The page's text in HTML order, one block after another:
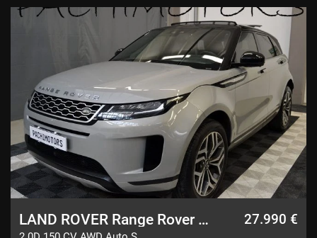
LAND ROVER Range Rover Evoque 27.990 €